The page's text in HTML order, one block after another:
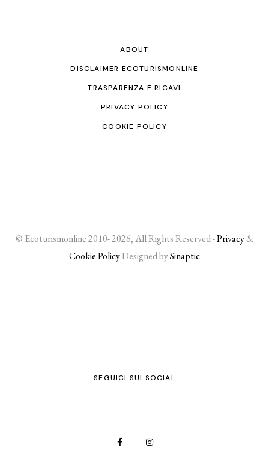
ABOUT
DISCLAIMER ECOTURISMONLINE
TRASPARENZA E RICAVI
PRIVACY POLICY
COOKIE POLICY
© Ecoturismonline 2010- 2026, All Rights Reserved -Privacy&
Cookie PolicyDesigned bySinaptic
SEGUICI SUI SOCIAL